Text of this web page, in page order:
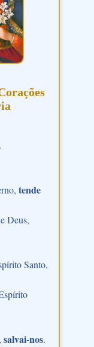
tende
Deus,
Santo,
salvai-nos.